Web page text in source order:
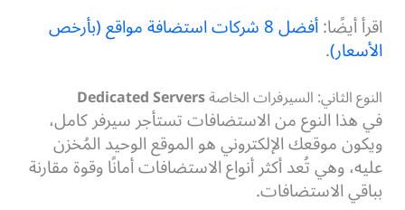
اقرأ أيضًا:
أفضل 8 شركات استضافة مواقع (بأرخص
الأسعار).
النوع الثاني: السيرفرات الخاصةDedicated Servers
في هذا النوع من الاستضافات تستأجر سيرفر كامل،
ويكون موقعك الإلكتروني هو الموقع الوحيد المُخزن
عليه، وهي تُعد أكثر أنواع الاستضافات أمانًا وقوة مقارنة
بباقي الاستضافات.